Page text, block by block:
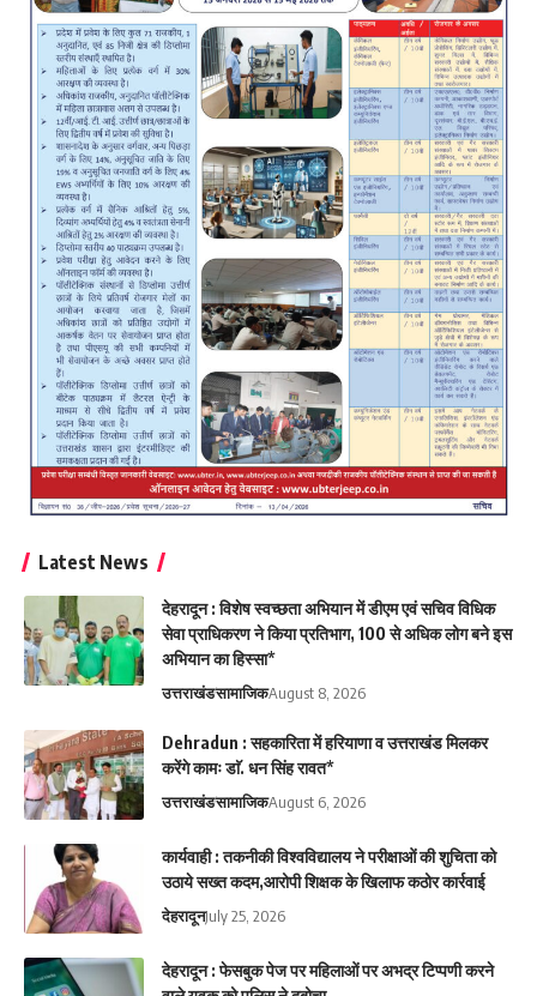
Latest News
देहरादून : विशेष स्वच्छता अभियान में डीएम एवं सचिव विधिक
सेवा प्राधिकरण ने किया प्रतिभाग, 100 से अधिक लोग बने इस
अभियान का हिस्सा*
उत्तराखंडसामाजिकAugust 8, 2026
Dehradun : सहकारिता में हरियाणा व उत्तराखंड मिलकर
करेंगे कामः डाॅ. धन सिंह रावत*
उत्तराखंडसामाजिकAugust 6, 2026
कार्यवाही : तकनीकी विश्वविद्यालय ने परीक्षाओं की शुचिता को
उठाये सख्त कदम,आरोपी शिक्षक के खिलाफ कठोर कार्रवाई
देहरादूनJuly 25, 2026
देहरादून : फेसबुक पेज पर महिलाओं पर अभद्र टिप्पणी करने